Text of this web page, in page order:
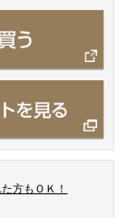
方もＯＫ！